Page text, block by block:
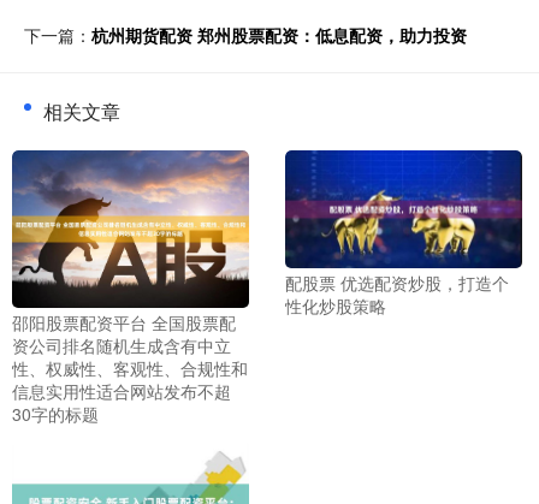
下一篇： 杭州期货配资 郑州股票配资：低息配资，助力投资
相关文章
邵阳股票配资平台 全国股票配
资公司排名随机生成含有中立
性、权威性、客观性、合规性和
信息实用性适合网站发布不超
30字的标题
配股票 优选配资炒股，打造个
性化炒股策略